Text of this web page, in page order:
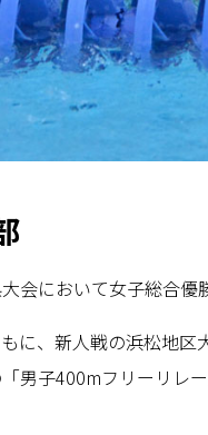
会において女子総合優
に、新人戦の浜松地
男子400mフリーリレ